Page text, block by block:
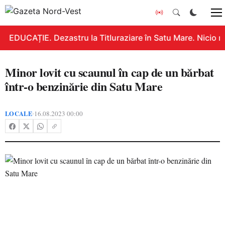
EDUCAȚIE. Dezastru la Titluraziare în Satu Mare. Nicio
Minor lovit cu scaunul în cap de un bărbat
într-o benzinărie din Satu Mare
LOCALE•16.08.2023 00:00